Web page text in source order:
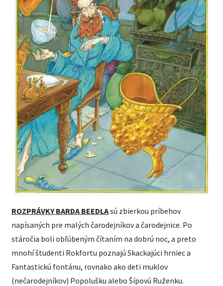
ROZPRÁVKY BARDA BEEDLAsú zbierkou príbehov
napísaných pre malých čarodejníkov a čarodejnice. Po
stáročia boli obľúbeným čítaním na dobrú noc, a preto
mnohí študenti Rokfortu poznajú Skackajúci hrniec a
Fantastickú fontánu, rovnako ako deti muklov
(nečarodejníkov) Popolušku alebo Šípovú Ruženku.